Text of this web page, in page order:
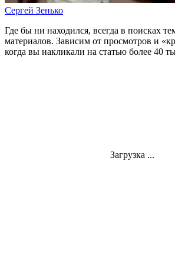
Сергей Зенько
Где бы ни находился, всегда в поисках
материалов. Зависим от просмотров и
когда вы накликали на статью более 40
Загрузка ...